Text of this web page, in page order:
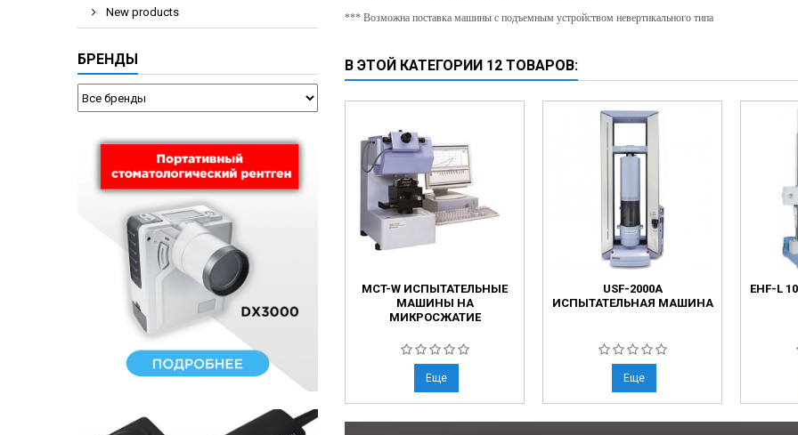
New products
БРЕНДЫ
*** Возможна поставка машины с подъемным устройством невертикального типа
В ЭТОЙ КАТЕГОРИИ 12 ТОВАРОВ:
MCT-W ИСПЫТАТЕЛЬНЫЕ
МАШИНЫ НА
МИКРОСЖАТИЕ
Еще
USF-2000A
ИСПЫТАТЕЛЬНАЯ МАШИНА
Еще
EHF-L